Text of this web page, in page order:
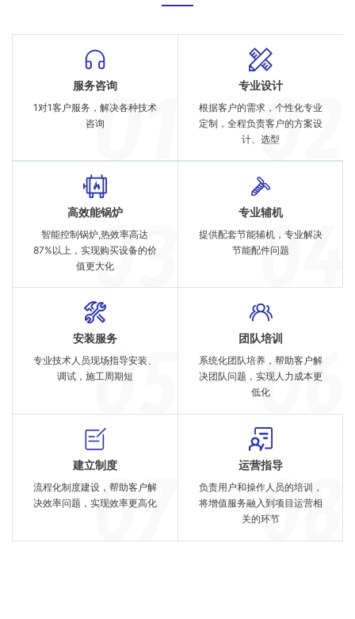
服务咨询
1对1客户服务，解决各种技术
咨询
专业设计
根据客户的需求，个性化专业
定制，全程负责客户的方案设
计、选型
高效能锅炉
智能控制锅炉,热效率高达
87%以上，实现购买设备的价
值更大化
专业辅机
提供配套节能辅机，专业解决
节能配件问题
安装服务
专业技术人员现场指导安装、
调试，施工周期短
团队培训
系统化团队培养，帮助客户解
决团队问题，实现人力成本更
低化
建立制度
流程化制度建设，帮助客户解
决效率问题，实现效率更高化
运营指导
负责用户和操作人员的培训，
将增值服务融入到项目运营相
关的环节